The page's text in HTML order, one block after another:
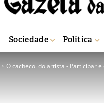
Sociedade Política
O cachecol do artista - Participar